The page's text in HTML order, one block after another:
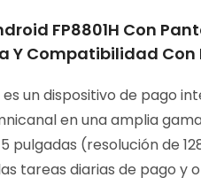
FP8801H Con
Y Compatibilidad Con
es un dispositivo de pago
en una amplia
(resolución de
tareas diarias de pago y